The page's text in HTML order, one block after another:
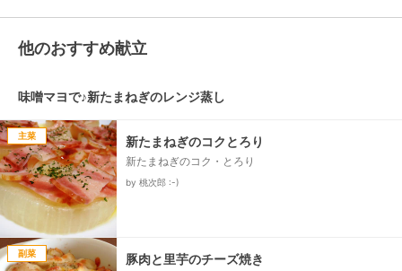
他のおすすめ献立
味噌マヨで♪新たまねぎのレンジ蒸し
主菜 新たまねぎのコクとろり
新たまねぎのコク・とろり
by 桃次郎 :-)
副菜 豚肉と里芋のチーズ焼き